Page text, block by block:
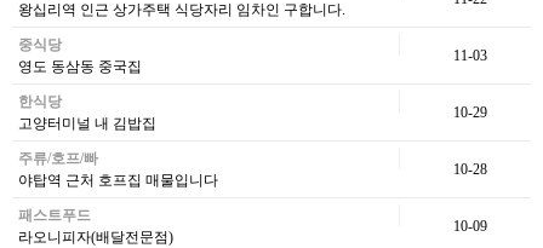
왕십리역 인근 상가주택 식당자리 임차인 구합니다.
중식당
영도 동삼동 중국집
11-03
한식당
고양터미널 내 김밥집
10-29
주류/호프/빠
야탑역 근처 호프집 매물입니다
10-28
패스트푸드
라오니피자(배달전문점)
10-09